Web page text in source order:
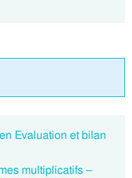
Evaluation et bilan
multiplicatifs –